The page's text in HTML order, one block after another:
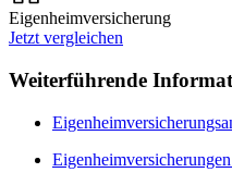
Eigenheimversicherung
Jetzt vergleichen
Weiterführende